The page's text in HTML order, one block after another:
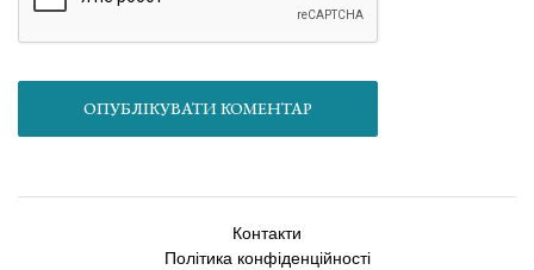
ОПУБЛІКУВАТИ КОМЕНТАР
Контакти
Політика конфіденційності